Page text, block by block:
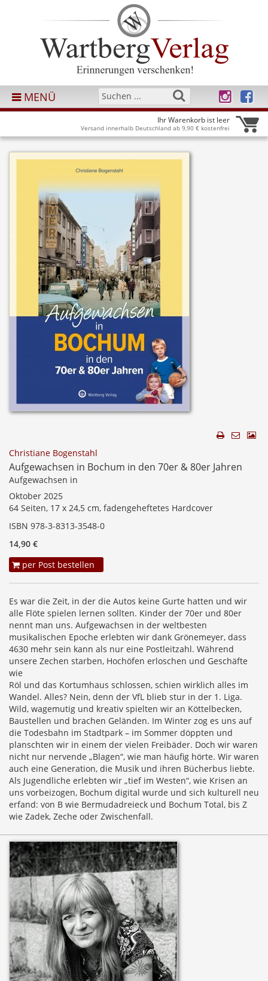
MENÜ
Ihr Warenkorb ist leer
Versand innerhalb Deutschland ab 9,90 € kostenfrei
Christiane Bogenstahl
Aufgewachsen in Bochum in den 70er & 80er Jahren
Aufgewachsen in
Oktober 2025
64 Seiten, 17 x 24,5 cm, fadengeheftetes Hardcover
ISBN 978-3-8313-3548-0
14,90 €
per Post bestellen
Es war die Zeit, in der die Autos keine Gurte hatten und wir
alle Flöte spielen lernen sollten. Kinder der 70er und 80er
nennt man uns. Aufgewachsen in der weltbesten
musikalischen Epoche erlebten wir dank Grönemeyer, dass
4630 mehr sein kann als nur eine Postleitzahl. Während
unsere Zechen starben, Hochöfen erloschen und Geschäfte
wie
Röl und das Kortumhaus schlossen, schien wirklich alles im
Wandel. Alles? Nein, denn der VfL blieb stur in der 1. Liga.
Wild, wagemutig und kreativ spielten wir an Köttelbecken,
Baustellen und brachen Geländen. Im Winter zog es uns auf
die Todesbahn im Stadtpark – im Sommer döppten und
planschten wir in einem der vielen Freibäder. Doch wir waren
nicht nur nervende „Blagen“, wie man häufig hörte. Wir waren
auch eine Generation, die Musik und ihren Bücherbus liebte.
Als Jugendliche erlebten wir „tief im Westen“, wie Krisen an
uns vorbeizogen, Bochum digital wurde und sich kulturell neu
erfand: von B wie Bermudadreieck und Bochum Total, bis Z
wie Zadek, Zeche oder Zwischenfall.